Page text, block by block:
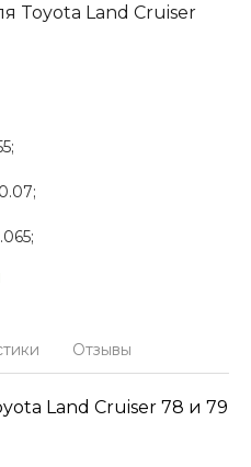
Toyota Land Cruiser
0.07;
Отзывы
Land Cruiser 78 и 79